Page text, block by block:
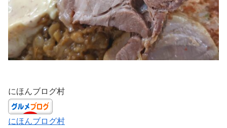
にほんブログ村
にほんブログ村